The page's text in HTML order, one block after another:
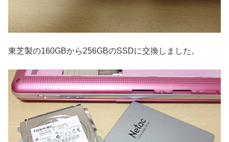
東芝製の160GBから256GBのSSDに交換しました。